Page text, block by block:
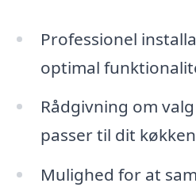
Professionel
optimal
Rådgivning om
passer til dit
Mulighed for at